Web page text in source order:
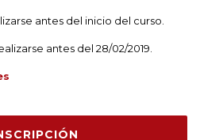
antes del inicio del curso.
antes del 28/02/2019.